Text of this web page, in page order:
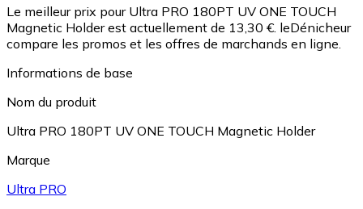
Le meilleur prix pour Ultra PRO 180PT UV ONE TOUCH
Magnetic Holder est actuellement de 13,30 €. leDénicheur
compare les promos et les offres de marchands en ligne.
Informations de base
Nom du produit
Ultra PRO 180PT UV ONE TOUCH Magnetic Holder
Marque
Ultra PRO